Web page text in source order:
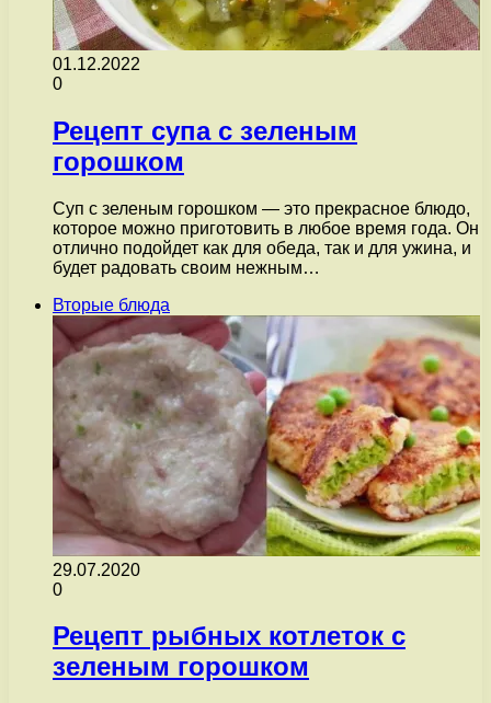
01.12.2022
0
Рецепт супа с зеленым
горошком
Суп с зеленым горошком — это прекрасное блюдо,
которое можно приготовить в любое время года. Он
отлично подойдет как для обеда, так и для ужина, и
будет радовать своим нежным…
Вторые блюда
29.07.2020
0
Рецепт рыбных котлеток с
зеленым горошком